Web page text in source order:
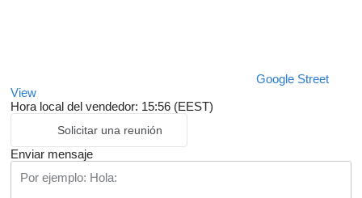
Google Street
View
Hora local del vendedor: 15:56 (EEST)
Solicitar una reunión
Enviar mensaje